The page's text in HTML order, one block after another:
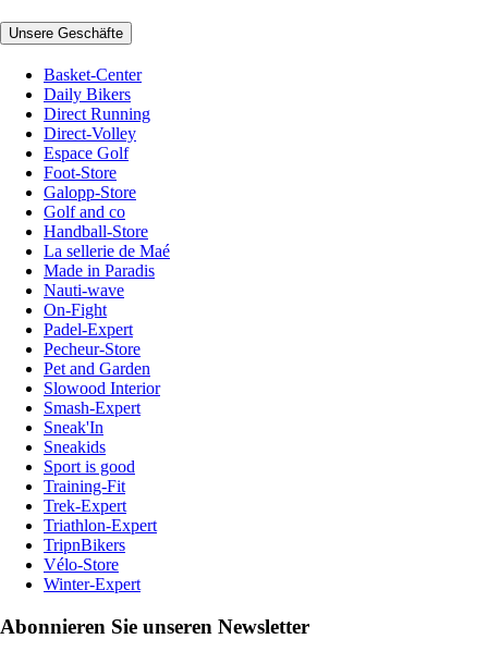
Unsere Geschäfte
Basket-Center
Daily Bikers
Direct Running
Direct-Volley
Espace Golf
Foot-Store
Galopp-Store
Golf and co
Handball-Store
La sellerie de Maé
Made in Paradis
Nauti-wave
On-Fight
Padel-Expert
Pecheur-Store
Pet and Garden
Slowood Interior
Smash-Expert
Sneak'In
Sneakids
Sport is good
Training-Fit
Trek-Expert
Triathlon-Expert
TripnBikers
Vélo-Store
Winter-Expert
Abonnieren Sie unseren Newsletter